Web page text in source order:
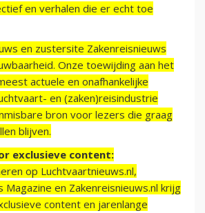
en verhalen die er echt toe
en zustersite Zakenreisnieuws
Onze toewijding aan het
actuele en onafhankelijke
en (zaken)reisindustrie
bron voor lezers die graag
blijven.
exclusieve content:
op Luchtvaartnieuws.nl,
Magazine en Zakenreisnieuws.nl krijg
content en jarenlange